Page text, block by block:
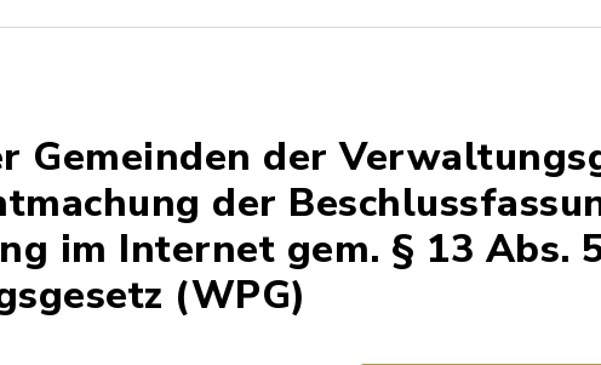
Gemeinden der
der
im Internet gem. § 13 Abs.
(WPG)